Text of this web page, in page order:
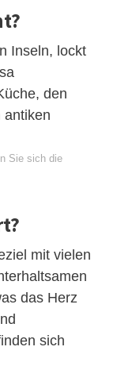
Inseln, lockt
den
antiken
Sie sich die
mit vielen
das Herz
sich